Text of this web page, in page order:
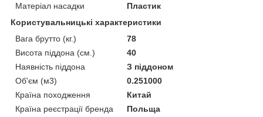
Матеріал насадки
Пластик
Користувальницькі характеристики
Вага брутто (кг.)
78
Висота піддона (см.)
40
Наявність піддона
З піддоном
Об'єм (м3)
0.251000
Країна походження
Китай
Країна реєстрації бренда
Польща